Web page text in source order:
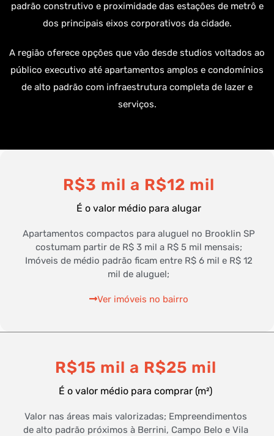
padrão construtivo e proximidade das estações de metrô e
dos principais eixos corporativos da cidade.
A região oferece opções que vão desde studios voltados ao
público executivo até apartamentos amplos e condomínios
de alto padrão com infraestrutura completa de lazer e
serviços.
R$3 mil a R$12 mil
É o valor médio para alugar
Apartamentos compactos para aluguel no Brooklin SP
costumam partir de R$ 3 mil a R$ 5 mil mensais;
Imóveis de médio padrão ficam entre R$ 6 mil e R$ 12
mil de aluguel;
Ver imóveis no bairro
R$15 mil a R$25 mil
É o valor médio para comprar (m²)
Valor nas áreas mais valorizadas; Empreendimentos
de alto padrão próximos à Berrini, Campo Belo e Vila